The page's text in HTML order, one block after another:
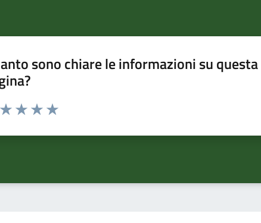
sono chiare le informazioni su questa
da 1 a 5 stelle la pagina